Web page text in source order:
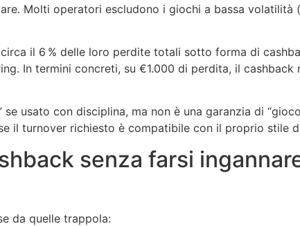
Molti operatori escludono i giochi a bassa volatilità
il 6 % delle loro perdite totali sotto forma di
In termini concreti, su €1.000 di perdita, il
usato con disciplina, ma non è una garanzia di
il turnover richiesto è compatibile con il proprio stile
senza farsi
da quelle trappola: